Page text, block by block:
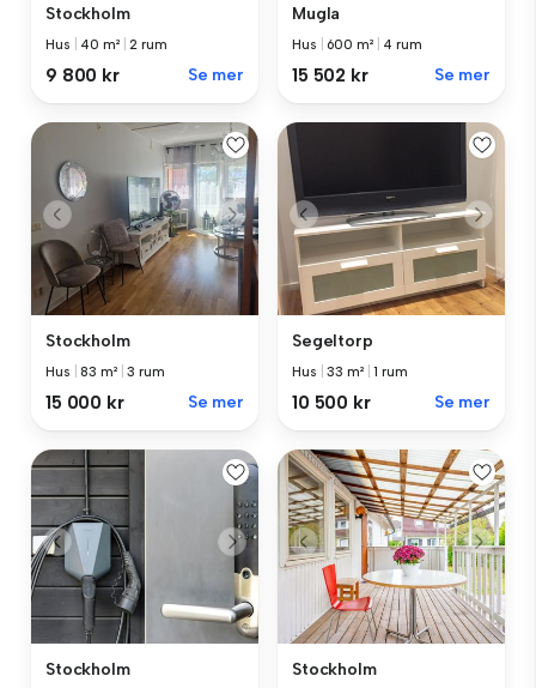
Stockholm
Hus 40 m² |2 rum
9 800 kr Se mer
Mugla
Hus 600 m² 4 rum
15 502 kr Se mer
Stockholm
Hus |83 m² |3 rum
15 000 kr Se mer
Segeltorp
Hus |33 m² |1 rum
10 500 kr Se mer
Stockholm Stockholm